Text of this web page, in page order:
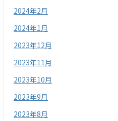
2024年2月
2024年1月
2023年12月
2023年11月
2023年10月
2023年9月
2023年8月